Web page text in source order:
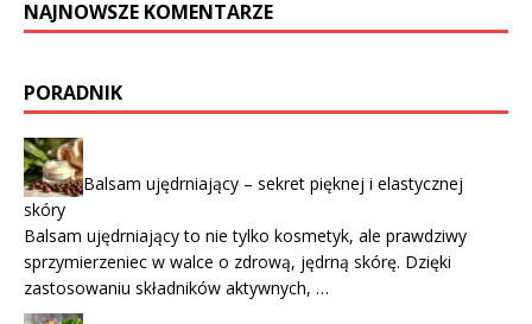
NAJNOWSZE KOMENTARZE
PORADNIK
Balsam ujędrniający – sekret pięknej i elastycznej
skóry
Balsam ujędrniający to nie tylko kosmetyk, ale prawdziwy
sprzymierzeniec w walce o zdrową, jędrną skórę. Dzięki
zastosowaniu składników aktywnych, …